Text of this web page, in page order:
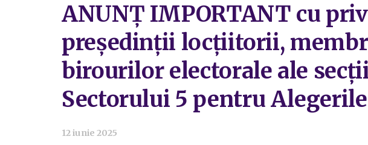
ANUNȚ IMPORTANT cu
președinții locțiitorii,
birourilor electorale ale
Sectorului 5 pentru
12 iunie 2025